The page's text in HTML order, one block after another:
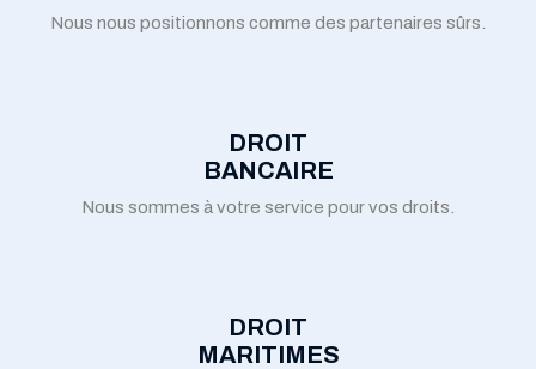
Nous nous positionnons comme des partenaires sûrs.
DROIT
BANCAIRE
Nous sommes à votre service pour vos droits.
DROIT
MARITIMES